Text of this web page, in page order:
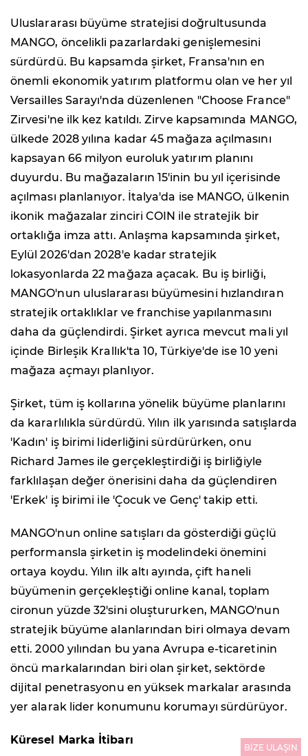
Uluslararası büyüme stratejisi doğrultusunda
MANGO, öncelikli pazarlardaki genişlemesini
sürdürdü. Bu kapsamda şirket, Fransa'nın en
önemli ekonomik yatırım platformu olan ve her yıl
Versailles Sarayı'nda düzenlenen "Choose France"
Zirvesi'ne ilk kez katıldı. Zirve kapsamında MANGO,
ülkede 2028 yılına kadar 45 mağaza açılmasını
kapsayan 66 milyon euroluk yatırım planını
duyurdu. Bu mağazaların 15'inin bu yıl içerisinde
açılması planlanıyor. İtalya'da ise MANGO, ülkenin
ikonik mağazalar zinciri COIN ile stratejik bir
ortaklığa imza attı. Anlaşma kapsamında şirket,
Eylül 2026'dan 2028'e kadar stratejik
lokasyonlarda 22 mağaza açacak. Bu iş birliği,
MANGO'nun uluslararası büyümesini hızlandıran
stratejik ortaklıklar ve franchise yapılanmasını
daha da güçlendirdi. Şirket ayrıca mevcut mali yıl
içinde Birleşik Krallık'ta 10, Türkiye'de ise 10 yeni
mağaza açmayı planlıyor.
Şirket, tüm iş kollarına yönelik büyüme planlarını
da kararlılıkla sürdürdü. Yılın ilk yarısında satışlarda
'Kadın' iş birimi liderliğini sürdürürken, onu
Richard James ile gerçekleştirdiği iş birliğiyle
farklılaşan değer önerisini daha da güçlendiren
'Erkek' iş birimi ile 'Çocuk ve Genç' takip etti.
MANGO'nun online satışları da gösterdiği güçlü
performansla şirketin iş modelindeki önemini
ortaya koydu. Yılın ilk altı ayında, çift haneli
büyümenin gerçekleştiği online kanal, toplam
cironun yüzde 32'sini oluştururken, MANGO'nun
stratejik büyüme alanlarından biri olmaya devam
etti. 2000 yılından bu yana Avrupa e-ticaretinin
öncü markalarından biri olan şirket, sektörde
dijital penetrasyonu en yüksek markalar arasında
yer alarak lider konumunu korumayı sürdürüyor.
Küresel Marka İtibarı
BİZE ULAŞIN